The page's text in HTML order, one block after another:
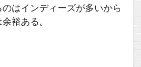
はインディーズが多いから
裕ある。